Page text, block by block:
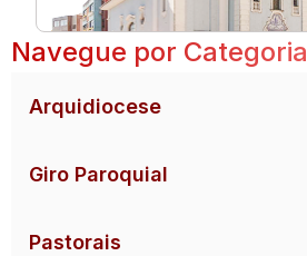
Navegue por Categoria
Arquidiocese
Giro Paroquial
Pastorais